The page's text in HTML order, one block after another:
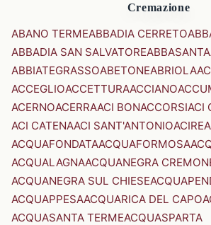
Cremazione
ABANO TERMEABBADIA CERRETO
ABBADIA SAN SALVATOREABBASANTA
ABBIATEGRASSOABETONEABRIOLA
ACCEGLIOACCETTURAACCIANO
ACERNOACERRAACI BONACCORSIACI
ACI CATENAACI SANT'ANTONIO
ACQUAFONDATAACQUAFORMOSA
ACQUALAGNAACQUANEGRA
ACQUANEGRA SUL CHIESE
ACQUAPPESAACQUARICA DEL CAPO
ACQUASANTA TERMEACQUASPARTA